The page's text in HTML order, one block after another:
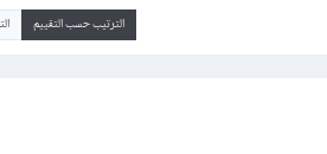
الترتيب حسب التقييم